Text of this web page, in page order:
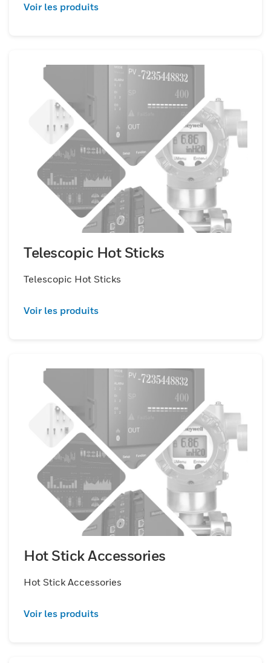
Voir les produits
Telescopic Hot Sticks
Telescopic Hot Sticks
Voir les produits
Hot Stick Accessories
Hot Stick Accessories
Voir les produits